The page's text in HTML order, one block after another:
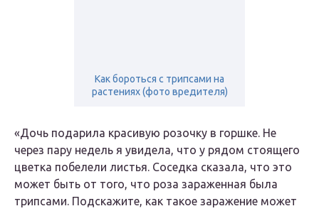
Как бороться с трипсами на
растениях (фото вредителя)
«Дочь подарила красивую розочку в горшке. Не
через пару недель я увидела, что у рядом стоящего
цветка побелели листья. Соседка сказала, что это
может быть от того, что роза зараженная была
трипсами. Подскажите, как такое заражение может